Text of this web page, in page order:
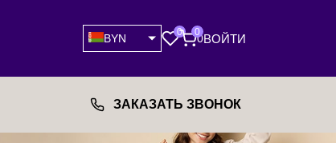
BYN
0 0
0ВОЙТИ
ЗАКАЗАТЬ ЗВОНОК